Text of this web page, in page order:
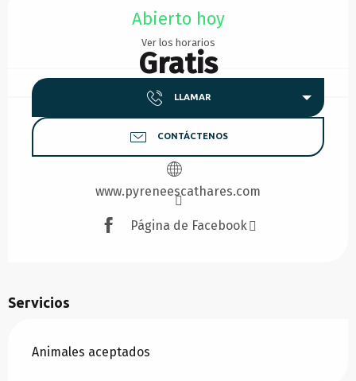
Abierto hoy
Ver los horarios
Gratis
LLAMAR
CONTÁCTENOS
www.pyreneescathares.com
Página de Facebook
Servicios
Animales aceptados